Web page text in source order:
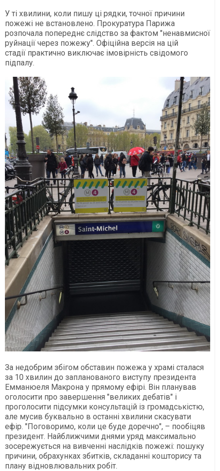
У ті хвилини, коли пишу ці рядки, точної причини
пожежі не встановлено. Прокуратура Парижа
розпочала попереднє слідство за фактом "ненавмисної
руйнації через пожежу". Офіційна версія на цій
стадії практично виключає імовірність свідомого
підпалу.
За недобрим збігом обставин пожежа у храмі сталася
за 10 хвилин до запланованого виступу президента
Емманюеля Макрона у прямому ефірі. Він планував
оголосити про завершення "великих дебатів" і
проголосити підсумки консультацій із громадськістю,
але мусив буквально в останні хвилини скасувати
ефір. "Поговоримо, коли це буде доречно", – пообіцяв
президент. Найближчими днями уряд максимально
зосережується на вивченні наслідків пожежі: пошуку
причини, обрахунках збитків, складанні кошторису та
плану відновлювальних робіт.